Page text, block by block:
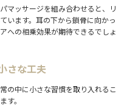
マッサージを組み合わせると、リ
います。耳の下から鎖骨に向かっ
への相乗効果が期待できるでしょ
さな工夫
の中に小さな習慣を取り入れるこ
す。